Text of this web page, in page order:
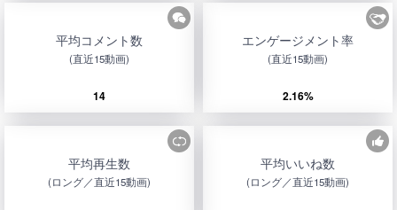
平均コメント数
(直近15動画)
14
エンゲージメント率
(直近15動画)
2.16%
平均再生数
(ロング／直近15動画)
平均いいね数
(ロング／直近15動画)